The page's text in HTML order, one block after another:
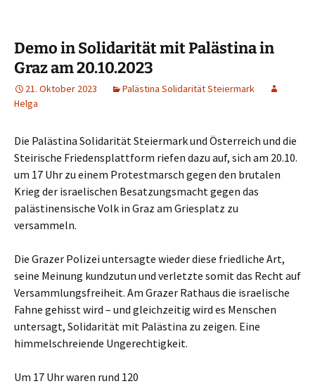
Demo in Solidarität mit Palästina in
Graz am 20.10.2023
21. Oktober 2023
Palästina Solidarität Steiermark
Helga
Die Palästina Solidarität Steiermark und Österreich und die
Steirische Friedensplattform riefen dazu auf, sich am 20.10.
um 17 Uhr zu einem Protestmarsch gegen den brutalen
Krieg der israelischen Besatzungsmacht gegen das
palästinensische Volk in Graz am Griesplatz zu
versammeln.
Die Grazer Polizei untersagte wieder diese friedliche Art,
seine Meinung kundzutun und verletzte somit das Recht auf
Versammlungsfreiheit. Am Grazer Rathaus die israelische
Fahne gehisst wird – und gleichzeitig wird es Menschen
untersagt, Solidarität mit Palästina zu zeigen. Eine
himmelschreiende Ungerechtigkeit.
Um 17 Uhr waren rund 120